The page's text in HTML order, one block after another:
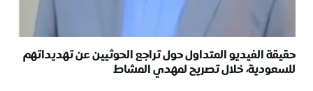
حقيقة الفيديو المتداول حول تراجع الحوثيين عن تهديداتهم
للسعودية، خلال تصريح لمهدي المشاط